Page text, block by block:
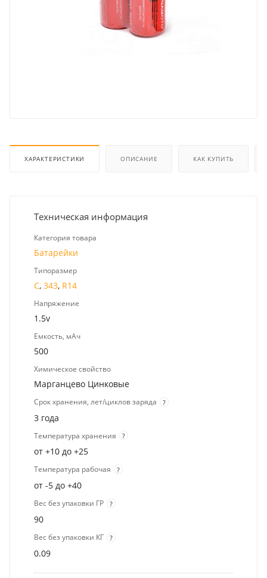
ХАРАКТЕРИСТИКИ ОПИСАНИЕ КАК КУПИТЬ
Техническая информация
Категория товара
Батарейки
Типоразмер
C, 343, R14
Напряжение
1.5v
Емкость, мАч
500
Химическое свойство
Марганцево Цинковые
Срок хранения, лет/циклов заряда ?
3 года
Температура хранения ?
от +10 до +25
Температура рабочая ?
от -5 до +40
Вес без упаковки ГР ?
90
Вес без упаковки КГ ?
0.09